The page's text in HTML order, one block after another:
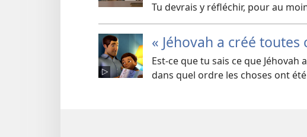
Tu devrais y réfléchir, pour au
« Jéhovah a créé toutes
Est-ce que tu sais ce que Jéhovah
dans quel ordre les choses ont